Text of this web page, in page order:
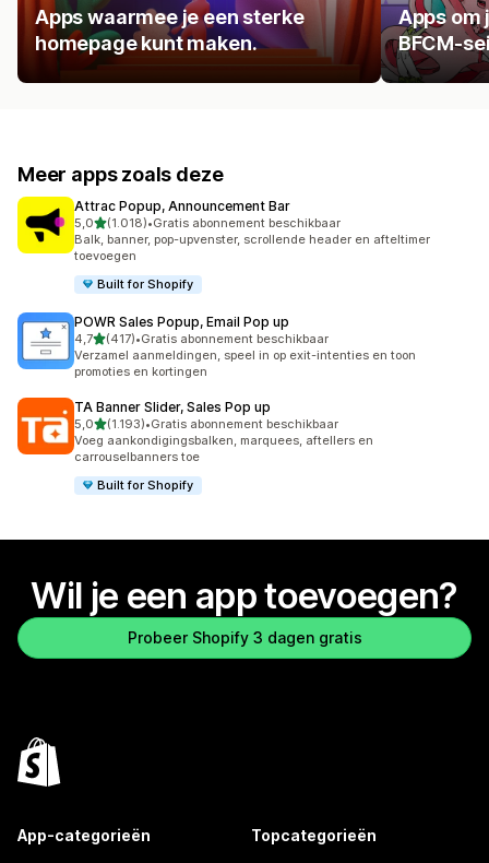
Apps waarmee je een sterke
homepage kunt maken.
Apps om
BFCM-
Meer apps zoals deze
Attrac Popup, Announcement Bar
5,0van 5 sterren
(1.018)
1018 recensies in totaal
•Gratis abonnement beschikbaar
Balk, banner, pop-upvenster, scrollende header en afteltimer
toevoegen
Built for Shopify
POWR Sales Popup, Email Pop up
4,7van 5 sterren
(417)
417 recensies in totaal
•Gratis abonnement beschikbaar
Verzamel aanmeldingen, speel in op exit-intenties en toon
promoties en kortingen
TA Banner Slider, Sales Pop up
5,0van 5 sterren
(1.193)
1193 recensies in totaal
•Gratis abonnement beschikbaar
Voeg aankondigingsbalken, marquees, aftellers en
carrouselbanners toe
Built for Shopify
Wil je een app toevoegen?
Probeer Shopify 3 dagen gratis
App-categorieën Topcategorieën